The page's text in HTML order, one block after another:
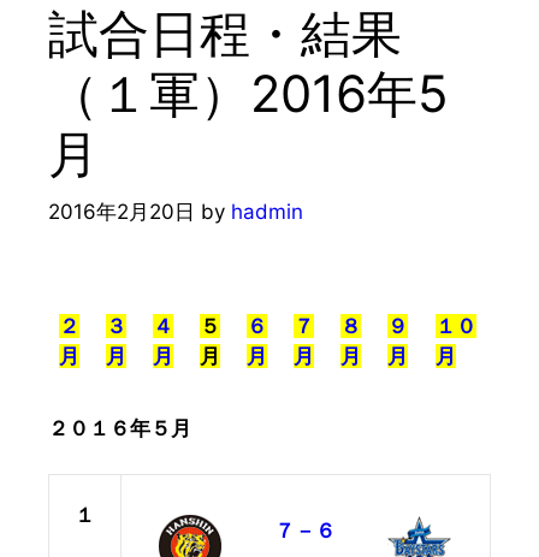
試合日程・結果
（１軍）2016年5
月
2016年2月20日 by hadmin
２
月
３
月
４
月
５
月
６
月
７
月
８
月
９
月
１０
月
２０１６年５月
１
７－６